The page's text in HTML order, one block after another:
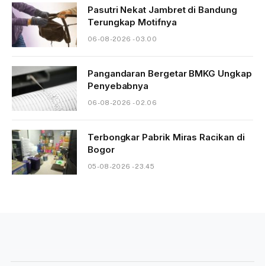
Pasutri Nekat Jambret di Bandung
Terungkap Motifnya
06-08-2026 - 03.00
Pangandaran Bergetar BMKG Ungkap
Penyebabnya
06-08-2026 - 02.06
Terbongkar Pabrik Miras Racikan di
Bogor
05-08-2026 - 23.45